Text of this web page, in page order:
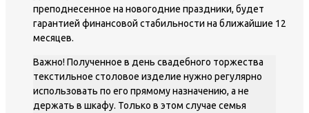
преподнесенное на новогодние праздники, будет
гарантией финансовой стабильности на ближайшие 12
месяцев.
Важно! Полученное в день свадебного торжества
текстильное столовое изделие нужно регулярно
использовать по его прямому назначению, а не
держать в шкафу. Только в этом случае семья